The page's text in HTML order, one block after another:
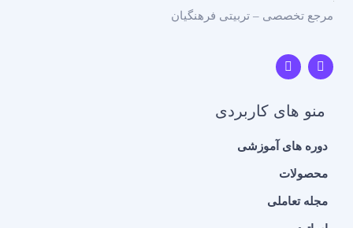
مرجع تخصصی – تربیتی فرهنگیان
منو های کاربردی
دوره های آموزشی
محصولات
مجله تعاملی